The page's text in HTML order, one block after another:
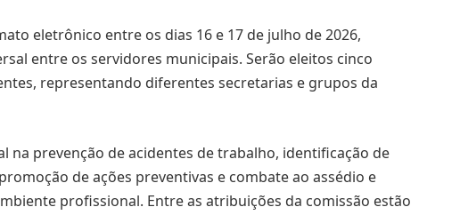
eletrônico entre os dias 16 e 17 de julho de 2026,
entre os servidores municipais. Serão eleitos cinco
representando diferentes secretarias e grupos da
na prevenção de acidentes de trabalho, identificação de
de ações preventivas e combate ao assédio e
profissional. Entre as atribuições da comissão estão